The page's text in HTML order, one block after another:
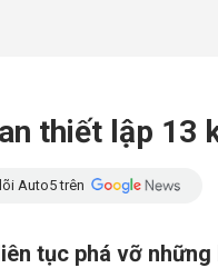
thiết lập
Auto5 trên
tục phá vỡ